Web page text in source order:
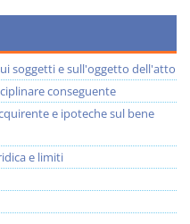
soggetti e sull'oggetto dell'atto
conseguente
e ipoteche sul bene
e limiti